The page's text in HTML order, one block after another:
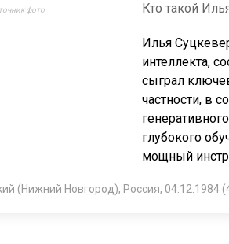
фото Кто такой
Илья
интеллекта,
сыграл
частности, в
глубокого
мощный
(Нижний Новгород), Россия, 04.12.1984